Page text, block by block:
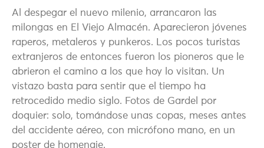
Al despegar el nuevo milenio, arrancaron las
milongas en El Viejo Almacén. Aparecieron jóvenes
raperos, metaleros y punkeros. Los pocos turistas
extranjeros de entonces fueron los pioneros que le
abrieron el camino a los que hoy lo visitan. Un
vistazo basta para sentir que el tiempo ha
retrocedido medio siglo. Fotos de Gardel por
doquier: solo, tomándose unas copas, meses antes
del accidente aéreo, con micrófono mano, en un
poster de homenaje.